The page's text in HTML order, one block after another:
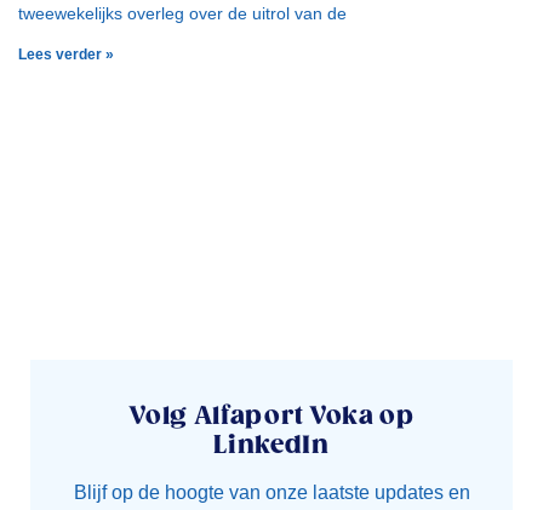
tweewekelijks overleg over de uitrol van de
Lees verder »
Volg Alfaport Voka op
LinkedIn
Blijf op de hoogte van onze laatste updates en